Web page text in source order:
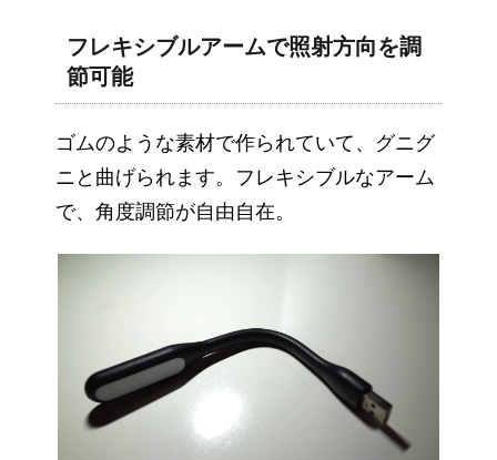
フレキシブルアームで照射方向を調
節可能
ゴムのような素材で作られていて、グニグ
ニと曲げられます。フレキシブルなアーム
で、角度調節が自由自在。